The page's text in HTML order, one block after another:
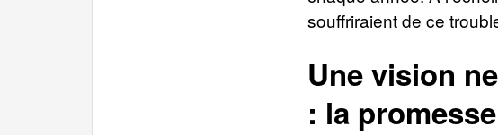
souffriraient de ce
Une vision
: la